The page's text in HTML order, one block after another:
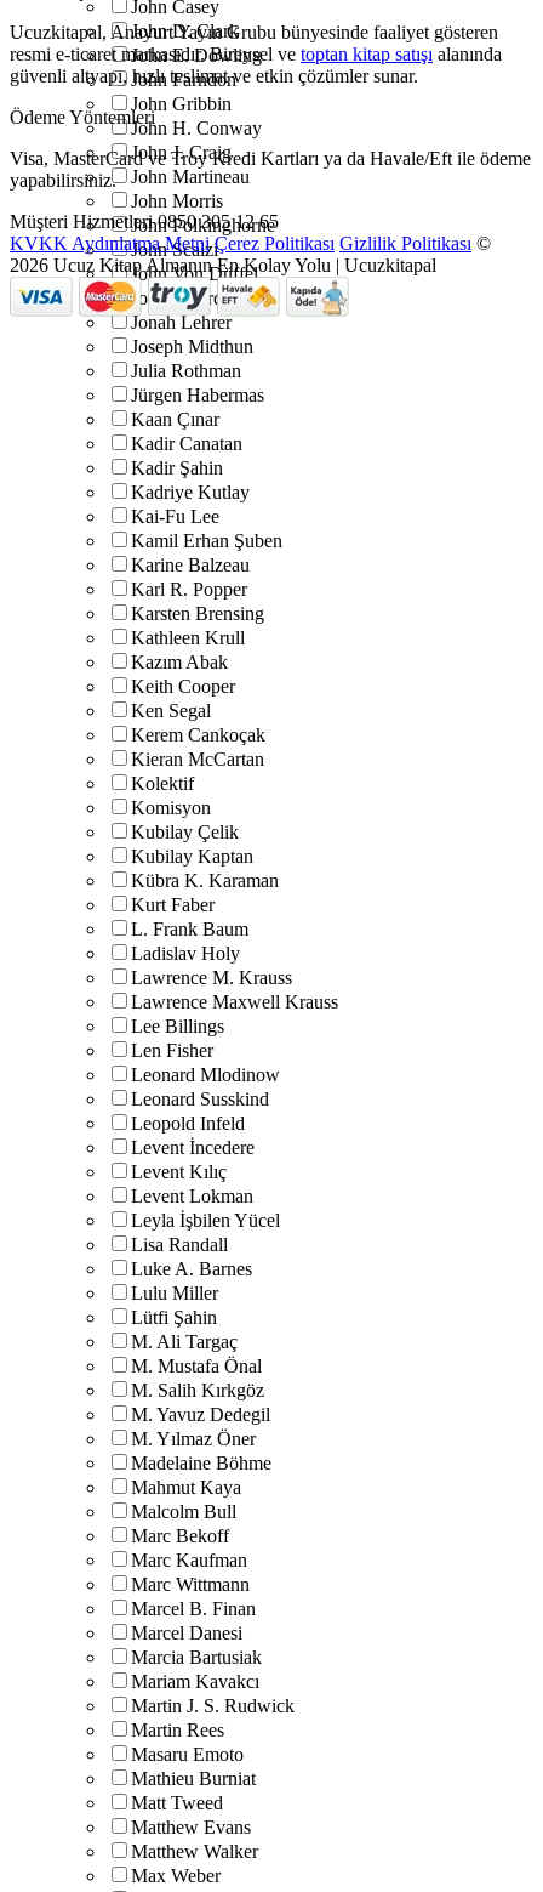
John Casey
John D. Clark
John E. Dowling
John Farndon
John Gribbin
John H. Conway
John J. Craig
John Martineau
John Morris
John Polkinghorne
John Scalzi
John Von Düffel
Jon Richards
Jonah Lehrer
Joseph Midthun
Julia Rothman
Jürgen Habermas
Kaan Çınar
Kadir Canatan
Kadir Şahin
Kadriye Kutlay
Kai-Fu Lee
Kamil Erhan Şuben
Karine Balzeau
Karl R. Popper
Karsten Brensing
Kathleen Krull
Kazım Abak
Keith Cooper
Ken Segal
Kerem Cankoçak
Kieran McCartan
Kolektif
Komisyon
Kubilay Çelik
Kubilay Kaptan
Kübra K. Karaman
Kurt Faber
L. Frank Baum
Ladislav Holy
Lawrence M. Krauss
Lawrence Maxwell Krauss
Lee Billings
Len Fisher
Leonard Mlodinow
Leonard Susskind
Leopold Infeld
Levent İncedere
Levent Kılıç
Levent Lokman
Leyla İşbilen Yücel
Lisa Randall
Luke A. Barnes
Lulu Miller
Lütfi Şahin
M. Ali Targaç
M. Mustafa Önal
M. Salih Kırkgöz
M. Yavuz Dedegil
M. Yılmaz Öner
Madelaine Böhme
Mahmut Kaya
Malcolm Bull
Marc Bekoff
Marc Kaufman
Marc Wittmann
Marcel B. Finan
Marcel Danesi
Marcia Bartusiak
Mariam Kavakcı
Martin J. S. Rudwick
Martin Rees
Masaru Emoto
Mathieu Burniat
Matt Tweed
Matthew Evans
Matthew Walker
Max Weber
Ucuzkitapal, Anayurt Yayın Grubu bünyesinde faaliyet gösteren
resmi e-ticaret markasıdır. Bireysel ve toptan kitap satışı alanında
güvenli altyapı, hızlı teslimat ve etkin çözümler sunar.
Ödeme Yöntemleri
Visa, MasterCard ve Troy Kredi Kartları ya da Havale/Eft ile ödeme
yapabilirsiniz.
Müşteri Hizmetleri 0850 305 12 65
KVKK Aydınlatma Metni Çerez Politikası Gizlilik Politikası ©
2026 Ucuz Kitap Almanın En Kolay Yolu | Ucuzkitapal